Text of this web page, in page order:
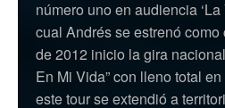
número uno en audiencia
cual Andrés se estrenó
de 2012 inicio la gira
En Mi Vida” con lleno total
este tour se extendió a